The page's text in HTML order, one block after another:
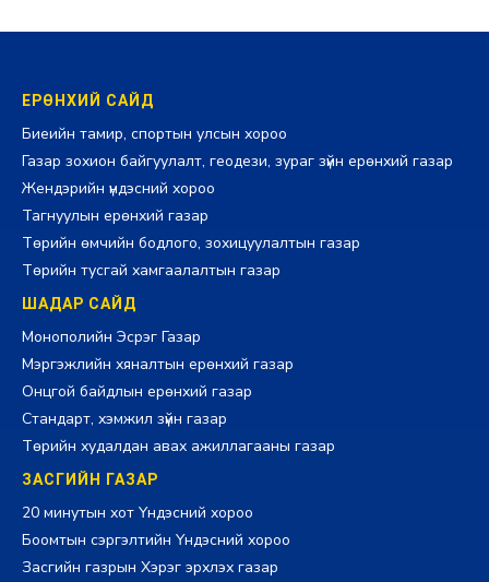
ЕРӨНХИЙ САЙД
Биеийн тамир, спортын улсын хороо
Газар зохион байгуулалт, геодези, зураг зүйн ерөнхий газар
Жендэрийн үндэсний хороо
Тагнуулын ерөнхий газар
Төрийн өмчийн бодлого, зохицуулалтын газар
Төрийн тусгай хамгаалалтын газар
ШАДАР САЙД
Монополийн Эсрэг Газар
Мэргэжлийн хяналтын ерөнхий газар
Онцгой байдлын ерөнхий газар
Стандарт, хэмжил зүйн газар
Төрийн худалдан авах ажиллагааны газар
ЗАСГИЙН ГАЗАР
20 минутын хот Үндэсний хороо
Боомтын сэргэлтийн Үндэсний хороо
Засгийн газрын Хэрэг эрхлэх газар